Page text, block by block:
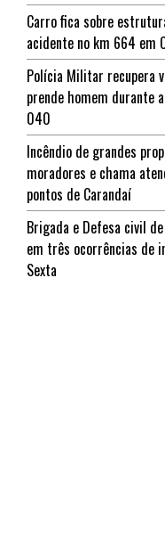
Carro fica sobre
acidente no km 664 em
Polícia Militar recupera
prende homem durante
040
Incêndio de grandes
moradores e chama
pontos de Carandaí
Brigada e Defesa civil
em três ocorrências de
Sexta